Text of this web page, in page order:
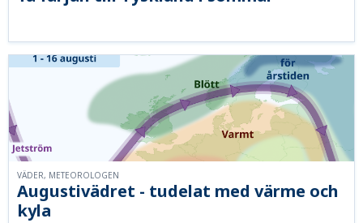
Augustivädret - tudelat med värme och
kyla
VÄDER, METEOROLOGEN